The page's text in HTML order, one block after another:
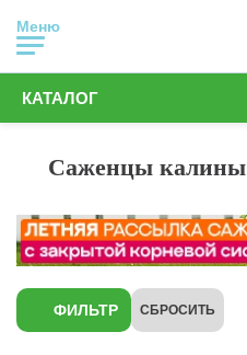
Меню
КАТАЛОГ
Саженцы калины
ФИЛЬТР СБРОСИТЬ